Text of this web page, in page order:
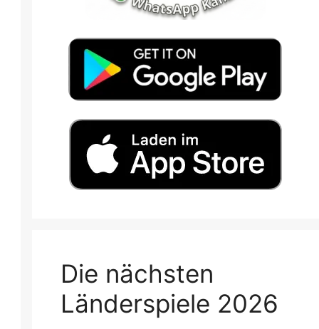
Die nächsten
Länderspiele 2026